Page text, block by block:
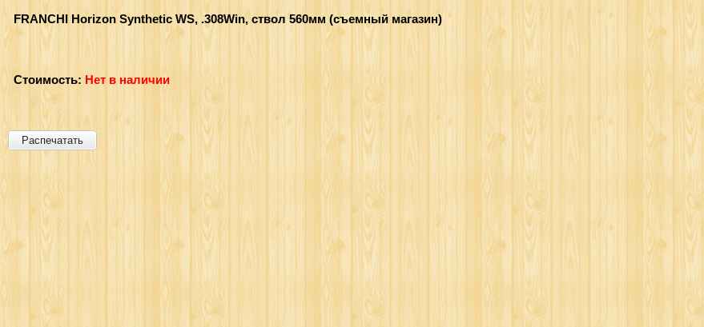
FRANCHI Horizon Synthetic WS, .308Win, ствол 560мм (съемный магазин)
Стоимость: Нет в наличии
Распечатать